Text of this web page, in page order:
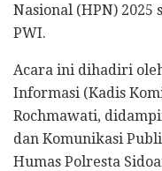
Nasional (HPN) 2025
PWI.
Acara ini dihadiri
Informasi (Kadis
Rochmawati,
dan Komunikasi
Humas Polresta